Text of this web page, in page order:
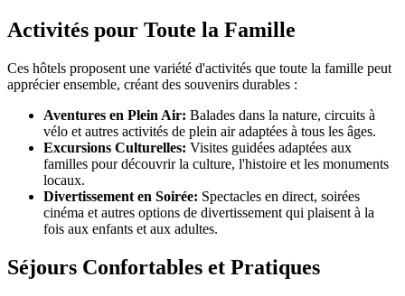
Activités pour Toute la Famille
Ces hôtels proposent une variété d'activités que toute la famille peut
apprécier ensemble, créant des souvenirs durables :
Aventures en Plein Air: Balades dans la nature, circuits à
vélo et autres activités de plein air adaptées à tous les âges.
Excursions Culturelles: Visites guidées adaptées aux
familles pour découvrir la culture, l'histoire et les monuments
locaux.
Divertissement en Soirée: Spectacles en direct, soirées
cinéma et autres options de divertissement qui plaisent à la
fois aux enfants et aux adultes.
Séjours Confortables et Pratiques